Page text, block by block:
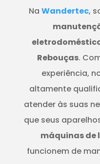
Na Wandertec,
Rebouças.
experiência,
altamente
atender às suas
que seus
máquinas de
funcionem de